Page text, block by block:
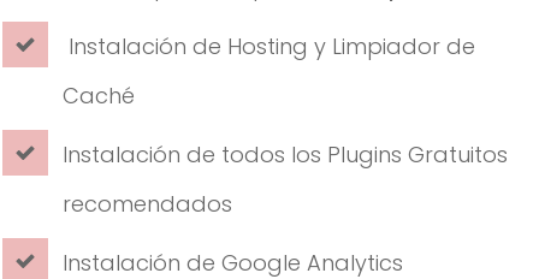
Instalación de Hosting y Limpiador de
Caché
Instalación de todos los Plugins Gratuitos
recomendados
Instalación de Google Analytics